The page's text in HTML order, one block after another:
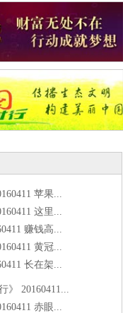
苹果...
这里...
赚钱高...
黄冠...
长在架...
》 20160411...
赤眼...